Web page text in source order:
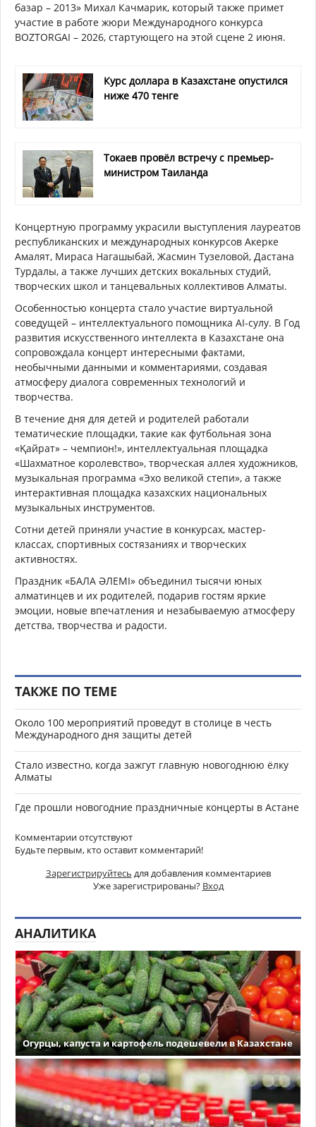
базар – 2013» Михал Качмарик, который также примет
участие в работе жюри Международного конкурса
BOZTORGAI – 2026, стартующего на этой сцене 2 июня.
Курс доллара в Казахстане опустился
ниже 470 тенге
Токаев провёл встречу с премьер-
министром Таиланда
Концертную программу украсили выступления лауреатов
республиканских и международных конкурсов Акерке
Амалят, Мираса Нагашыбай, Жасмин Тузеловой, Дастана
Турдалы, а также лучших детских вокальных студий,
творческих школ и танцевальных коллективов Алматы.
Особенностью концерта стало участие виртуальной
соведущей – интеллектуального помощника AI-сулу. В Год
развития искусственного интеллекта в Казахстане она
сопровождала концерт интересными фактами,
необычными данными и комментариями, создавая
атмосферу диалога современных технологий и
творчества.
В течение дня для детей и родителей работали
тематические площадки, такие как футбольная зона
«Қайрат» – чемпион!», интеллектуальная площадка
«Шахматное королевство», творческая аллея художников,
музыкальная программа «Эхо великой степи», а также
интерактивная площадка казахских национальных
музыкальных инструментов.
Сотни детей приняли участие в конкурсах, мастер-
классах, спортивных состязаниях и творческих
активностях.
Праздник «БАЛА ӘЛЕМІ» объединил тысячи юных
алматинцев и их родителей, подарив гостям яркие
эмоции, новые впечатления и незабываемую атмосферу
детства, творчества и радости.
ТАКЖЕ ПО ТЕМЕ
Около 100 мероприятий проведут в столице в честь
Международного дня защиты детей
Стало известно, когда зажгут главную новогоднюю ёлку
Алматы
Где прошли новогодние праздничные концерты в Астане
Комментарии отсутствуют
Будьте первым, кто оставит комментарий!
Зарегистрируйтесь для добавления комментариев
Уже зарегистрированы? Вход
АНАЛИТИКА
Огурцы, капуста и картофель подешевели в Казахстане